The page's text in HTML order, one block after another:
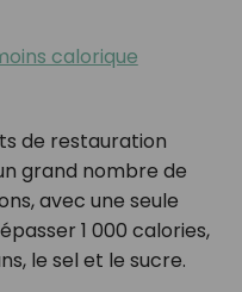
calorique
de restauration
grand nombre de
avec une seule
1 000 calories,
le sel et le sucre.